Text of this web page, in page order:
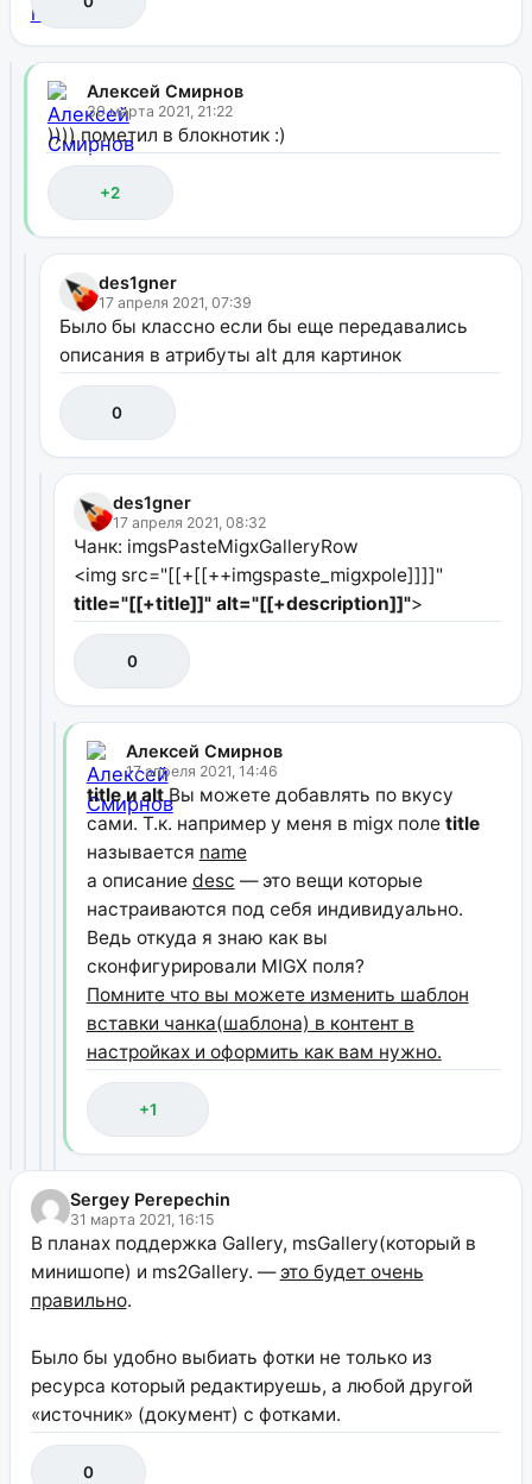
Алексей Смирнов
30 марта 2021, 21:22
)))) пометил в блокнотик :)
+2
des1gner
17 апреля 2021, 07:39
Было бы классно если бы еще передавались
описания в атрибуты alt для картинок
0
des1gner
17 апреля 2021, 08:32
Чанк: imgsPasteMigxGalleryRow
<img src="[[+[[++imgspaste_migxpole]]]]"
title="[[+title]]" alt="[[+description]]">
0
Алексей Смирнов
17 апреля 2021, 14:46
title и altВы можете добавлять по вкусу
сами. Т.к. например у меня в migx поле title
называется name
а описание desc — это вещи которые
настраиваются под себя индивидуально.
Ведь откуда я знаю как вы
сконфигурировали MIGX поля?
Помните что вы можете изменить шаблон
вставки чанка(шаблона) в контент в
настройках и оформить как вам нужно.
+1
Sergey Perepechin
31 марта 2021, 16:15
В планах поддержка Gallery, msGallery(который в
минишопе) и ms2Gallery. —это будет очень
правильно.
Было бы удобно выбиать фотки не только из
ресурса который редактируешь, а любой другой
«источник» (документ) с фотками.
0